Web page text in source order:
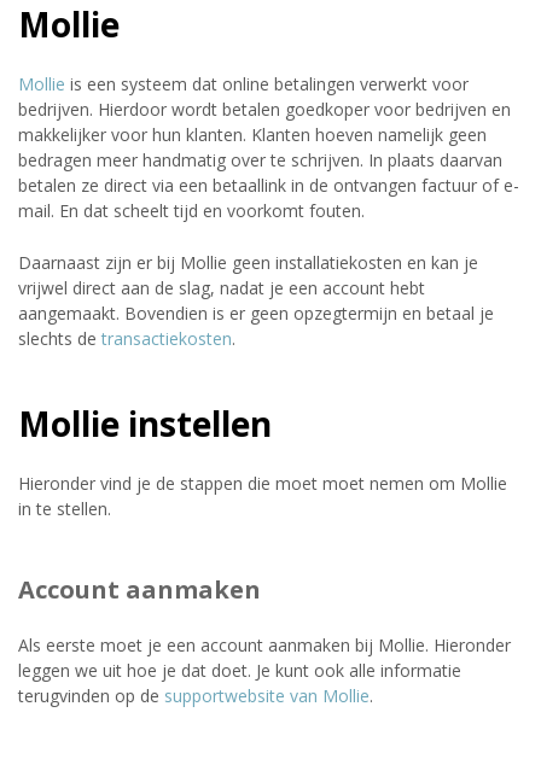
Mollie
Mollie is een systeem dat online betalingen verwerkt voor
bedrijven. Hierdoor wordt betalen goedkoper voor bedrijven en
makkelijker voor hun klanten. Klanten hoeven namelijk geen
bedragen meer handmatig over te schrijven. In plaats daarvan
betalen ze direct via een betaallink in de ontvangen factuur of e-
mail. En dat scheelt tijd en voorkomt fouten.
Daarnaast zijn er bij Mollie geen installatiekosten en kan je
vrijwel direct aan de slag, nadat je een account hebt
aangemaakt. Bovendien is er geen opzegtermijn en betaal je
slechts de transactiekosten.
Mollie instellen
Hieronder vind je de stappen die moet moet nemen om Mollie
in te stellen.
Account aanmaken
Als eerste moet je een account aanmaken bij Mollie. Hieronder
leggen we uit hoe je dat doet. Je kunt ook alle informatie
terugvinden op de supportwebsite van Mollie.